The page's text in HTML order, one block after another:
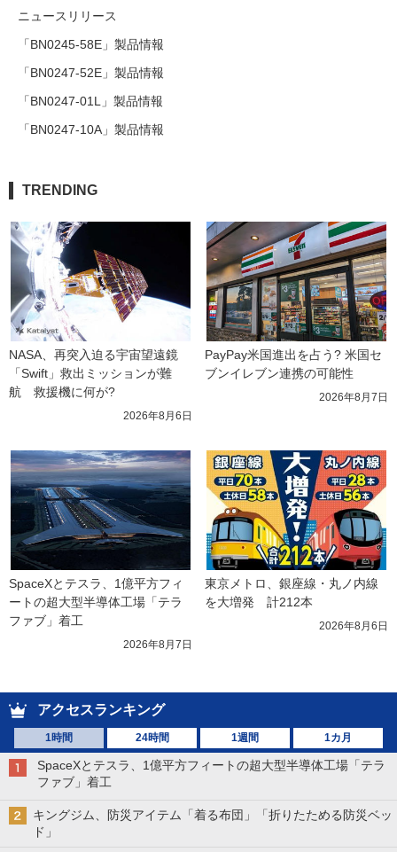
ニュースリリース
「BN0245-58E」製品情報
「BN0247-52E」製品情報
「BN0247-01L」製品情報
「BN0247-10A」製品情報
TRENDING
NASA、再突入迫る宇宙望遠鏡
「Swift」救出ミッションが難
航　救援機に何が?
2026年8月6日
PayPay米国進出を占う? 米国セ
ブンイレブン連携の可能性
2026年8月7日
SpaceXとテスラ、1億平方フィ
ートの超大型半導体工場「テラ
ファブ」着工
2026年8月7日
東京メトロ、銀座線・丸ノ内線
を大増発　計212本
2026年8月6日
アクセスランキング
1時間 24時間 1週間 1カ月
SpaceXとテスラ、1億平方フィートの超大型半導体工場「テラ
ファブ」着工
キングジム、防災アイテム「着る布団」「折りたためる防災ベッ
ド」